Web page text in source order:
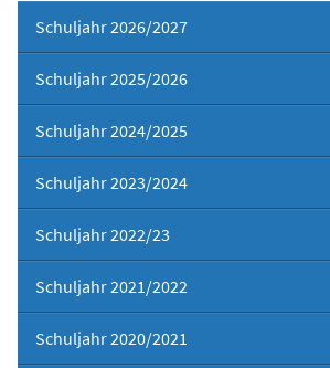
Schuljahr 2026/2027
Schuljahr 2025/2026
Schuljahr 2024/2025
Schuljahr 2023/2024
Schuljahr 2022/23
Schuljahr 2021/2022
Schuljahr 2020/2021